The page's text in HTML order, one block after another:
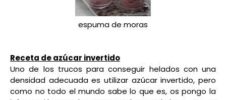
espuma de moras
Receta de azúcar invertido
Uno de los trucos para conseguir helados con una
densidad adecuada es utilizar azúcar invertido, pero
como no todo el mundo sabe lo que es, os pongo la